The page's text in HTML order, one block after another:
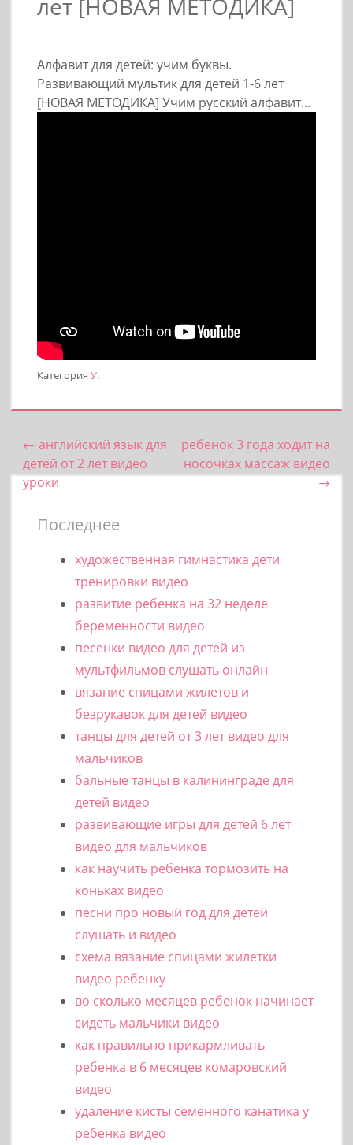
лет [НОВАЯ МЕТОДИКА]
Алфавит для детей: учим буквы.
Развивающий мультик для детей 1-6 лет
[НОВАЯ МЕТОДИКА] Учим русский алфавит...
Категория У.
Post navigation
← английский язык для
детей от 2 лет видео
уроки
ребенок 3 года ходит на
носочках массаж видео
→
Последнее
художественная гимнастика дети
тренировки видео
развитие ребенка на 32 неделе
беременности видео
песенки видео для детей из
мультфильмов слушать онлайн
вязание спицами жилетов и
безрукавок для детей видео
танцы для детей от 3 лет видео для
мальчиков
бальные танцы в калининграде для
детей видео
развивающие игры для детей 6 лет
видео для мальчиков
как научить ребенка тормозить на
коньках видео
песни про новый год для детей
слушать и видео
схема вязание спицами жилетки
видео ребенку
во сколько месяцев ребенок начинает
сидеть мальчики видео
как правильно прикармливать
ребенка в 6 месяцев комаровский
видео
удаление кисты семенного канатика у
ребенка видео